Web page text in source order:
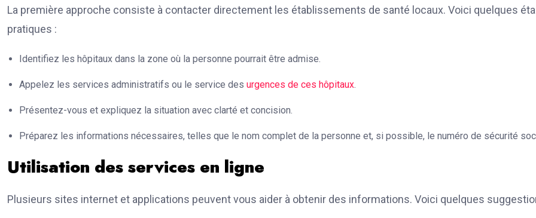
La première approche consiste à contacter directement les établissements de santé locaux. Voici quelques
pratiques :
Identifiez les hôpitaux dans la zone où la personne pourrait être admise.
Appelez les services administratifs ou le service des urgences de ces hôpitaux.
Présentez-vous et expliquez la situation avec clarté et concision.
Préparez les informations nécessaires, telles que le nom complet de la personne et, si possible, le numéro de sécurité
Utilisation des services en ligne
Plusieurs sites internet et applications peuvent vous aider à obtenir des informations. Voici quelques